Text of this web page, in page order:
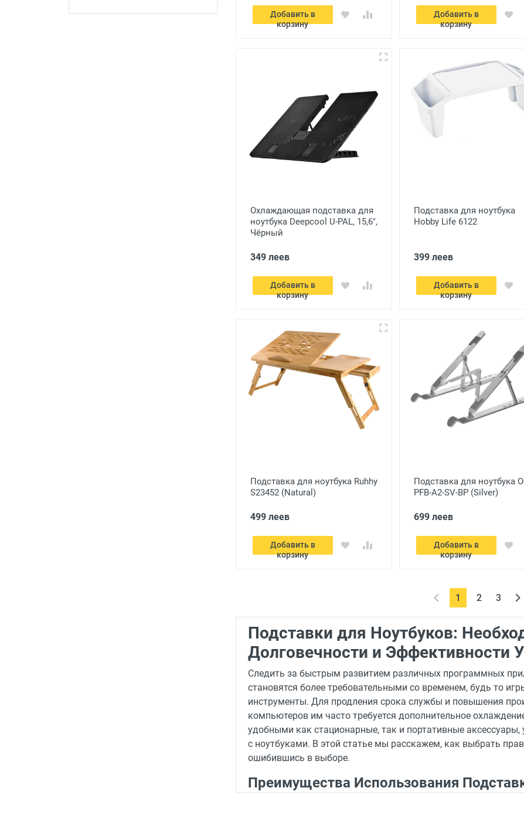
Добавить в
корзину
Добавить в
корзину
Охлаждающая подставка для
ноутбука Deepcool U-PAL, 15,6",
Чёрный
349 леев
Добавить в
корзину
Подставка для ноутбука
Hobby Life 6122
399 леев
Добавить в
корзину
Подставка для ноутбука Ruhhy
S23452 (Natural)
499 леев
Добавить в
корзину
Подставка для ноутбука
PFB-A2-SV-BP (Silver)
699 леев
Добавить в
корзину
1 (current)
2 3
Подставки для Ноутбуков:
Долговечности и Эффективности
Следить за быстрым развитием различных программных
становятся более требовательными со временем, будь то
инструменты. Для продления срока службы и повышения
компьютеров им часто требуется дополнительное
удобными как стационарные, так и портативные
с ноутбуками. В этой статье мы расскажем, как выбрать
ошибившись в выборе.
Преимущества Использования